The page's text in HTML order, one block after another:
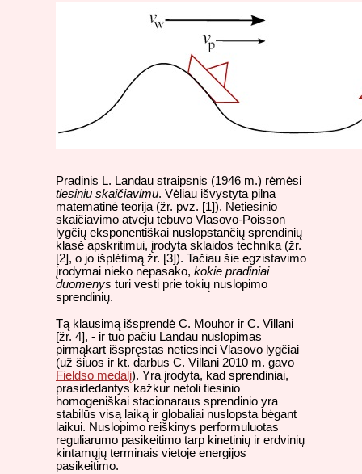
Pradinis L. Landau straipsnis (1946 m.) rėmėsi
tiesiniu skaičiavimu. Vėliau išvystyta pilna
matematinė teorija (žr. pvz. [1]). Netiesinio
skaičiavimo atveju tebuvo Vlasovo-Poisson
lygčių eksponentiškai nuslopstančių sprendinių
klasė apskritimui, įrodyta sklaidos technika (žr.
[2], o jo išplėtimą žr. [3]). Tačiau šie egzistavimo
įrodymai nieko nepasako, kokie pradiniai
duomenys turi vesti prie tokių nuslopimo
sprendinių.
Tą klausimą išsprendė C. Mouhor ir C. Villani
[žr. 4], - ir tuo pačiu Landau nuslopimas
pirmąkart išspręstas netiesinei Vlasovo lygčiai
(už šiuos ir kt. darbus C. Villani 2010 m. gavo
Fieldso medalį). Yra įrodyta, kad sprendiniai,
prasidedantys kažkur netoli tiesinio
homogeniškai stacionaraus sprendinio yra
stabilūs visą laiką ir globaliai nuslopsta bėgant
laikui. Nuslopimo reiškinys performuluotas
reguliarumo pasikeitimo tarp kinetinių ir erdvinių
kintamųjų terminais vietoje energijos
pasikeitimo.